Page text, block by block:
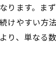
ます。ま
けやすい
、単なる